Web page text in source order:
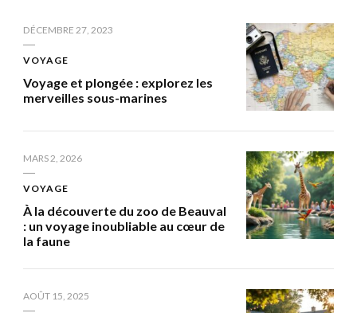
DÉCEMBRE 27, 2023
VOYAGE
Voyage et plongée : explorez les
merveilles sous-marines
MARS 2, 2026
VOYAGE
À la découverte du zoo de Beauval
: un voyage inoubliable au cœur de
la faune
AOÛT 15, 2025